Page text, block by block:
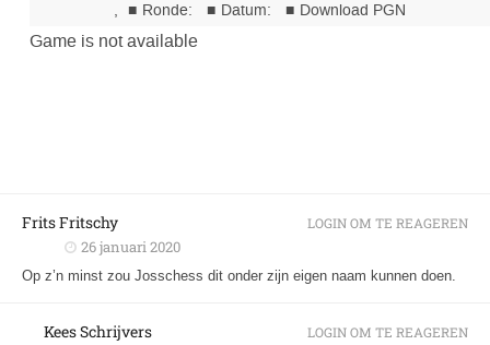
Frits Fritschy
26 januari 2020
Op z’n minst zou Josschess dit onder zijn eigen naam kunnen doen.
LOGIN OM TE REAGEREN
Kees Schrijvers LOGIN OM TE REAGEREN